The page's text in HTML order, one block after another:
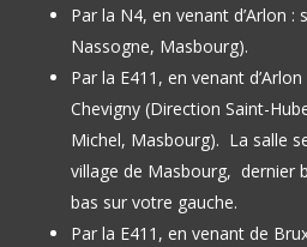
Par la N4, en venant d’Arlon
Nassogne, Masbourg).
Par la E411, en venant
Chevigny (Direction Saint-
Michel, Masbourg). La salle
village de Masbourg, dernier
bas sur votre gauche.
Par la E411, en venant de